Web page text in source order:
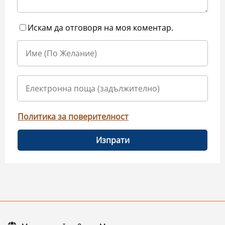
Искам да отговоря на моя коментар.
Политика за поверителност
Изпрати